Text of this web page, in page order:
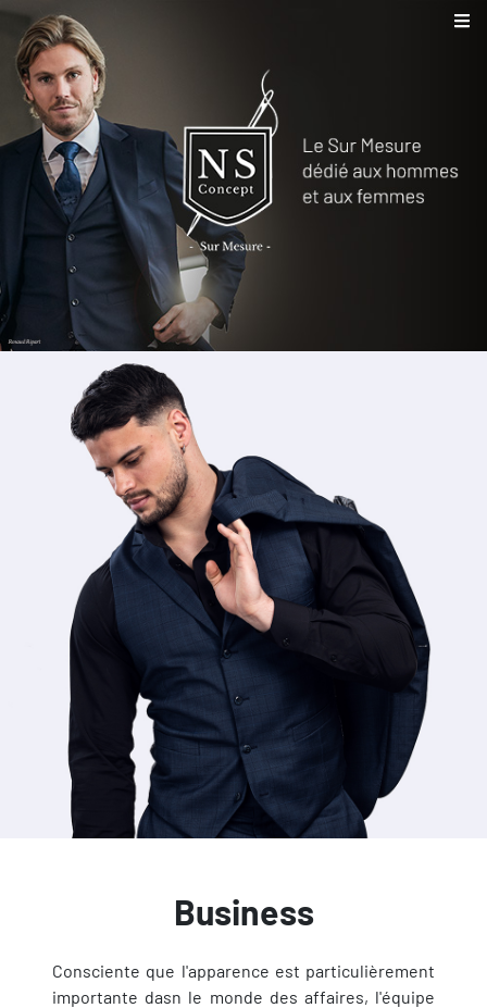
Business
Consciente que l'apparence est particulièrement
importante dasn le monde des affaires, l'équipe